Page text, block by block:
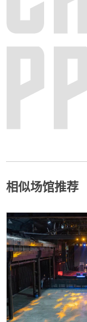
相似场馆推荐